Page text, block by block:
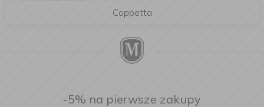
Coppetta
-5% na pierwsze zakupy